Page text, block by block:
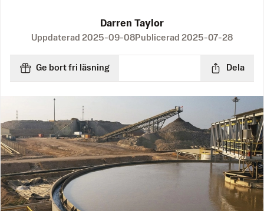
Darren Taylor
Uppdaterad 2025-09-08 Publicerad 2025-07-28
Ge bort fri läsning Dela